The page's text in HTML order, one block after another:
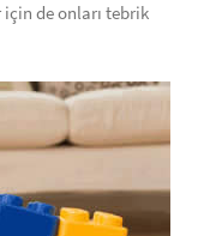
de onları tebrik